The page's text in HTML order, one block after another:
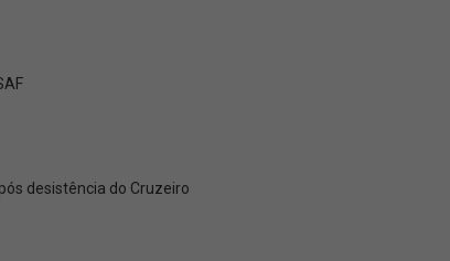
desistência do Cruzeiro